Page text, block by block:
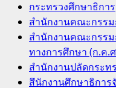
กระทรวงศึกษาธิการ
สำนักงานคณะกรร
สำนักงานคณะกรร
ทางการศึกษา (ก.ค.
สำนักงานปลัดกระท
สึนักงานศึกษาธิการ